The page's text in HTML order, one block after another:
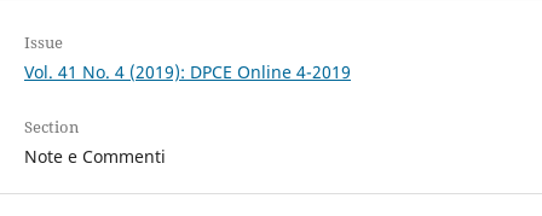
Issue
Vol. 41 No. 4 (2019): DPCE Online 4-2019
Section
Note e Commenti